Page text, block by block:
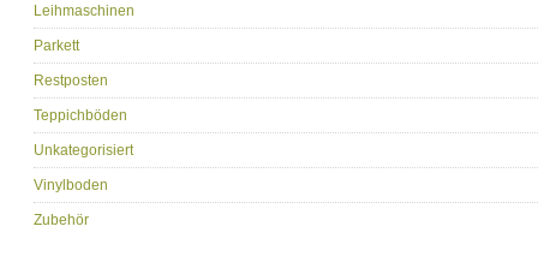
Leihmaschinen
Parkett
Restposten
Teppichböden
Unkategorisiert
Vinylboden
Zubehör